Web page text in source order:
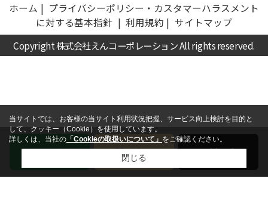
ホーム
プライバシーポリシー・カスタマーハラスメント
に対する基本指針
利用規約 サイトマップ
Copyright 株式会社えんコーポレーション All rights reserved.
電話 お問い合わせ 無料査定
当サイトでは、お客様の当サイト利用状況把握、サービス向上検討を目的と
して、クッキー（Cookie）を使用しています。
詳しくは、当社の 「Cookieの取扱いについて」 をご確認ください。
閉じる